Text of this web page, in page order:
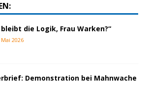
bleibt die Logik, Frau Warken?“
Mai 2026
Demonstration bei Mahnwache